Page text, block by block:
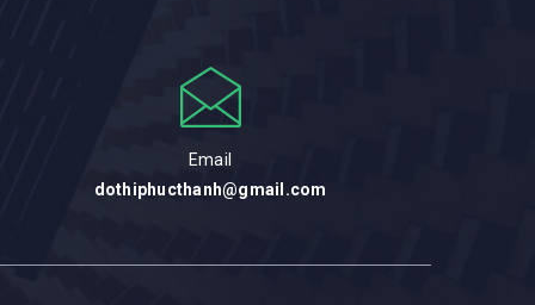
Email
dothiphucthanh@gmail.com